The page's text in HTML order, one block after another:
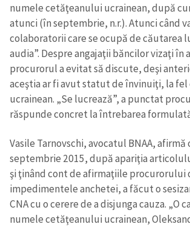
numele cetăţeanului ucrainean, după
atunci (în septembrie, n.r.). Atunci când
colaboratorii care se ocupă de căutarea
audia”. Despre angajaţii băncilor vizaţi în
procurorul a evitat să discute, deşi
aceştia ar fi avut statut de învinuiţi, la fel
ucrainean. „Se lucrează”, a punctat
răspunde concret la întrebarea
Vasile Tarnovschi, avocatul BNAA, afirmă
septembrie 2015, după apariţia
şi ţinând cont de afirmaţiile procurorului
impedimentele anchetei, a făcut o
CNA cu o cerere de a disjunga cauza. „O
numele cetăţeanului ucrainean,